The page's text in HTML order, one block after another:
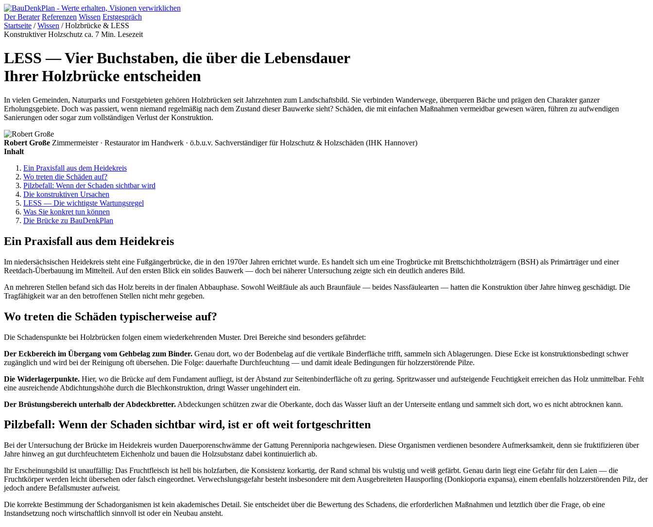
Der Berater Referenzen Wissen Erstgespräch
Startseite / Wissen / Holzbrücke & LESS
Konstruktiver Holzschutz ca. 7 Min. Lesezeit
LESS — Vier Buchstaben, die über die Lebensdauer
Ihrer Holzbrücke entscheiden
In vielen Gemeinden, Naturparks und Forstgebieten gehören Holzbrücken seit Jahrzehnten zum Landschaftsbild. Sie verbinden Wanderwege, überqueren Bäche und prägen den Charakter ganzer
Erholungsgebiete. Doch was passiert, wenn niemand regelmäßig nach dem Zustand dieser Bauwerke sieht? Schäden, die mit einfachen Maßnahmen vermeidbar gewesen wären, führen zu aufwendigen
Sanierungen oder sogar zum vollständigen Verlust der Konstruktion.
Robert Große Zimmermeister · Restaurator im Handwerk · ö.b.u.v. Sachverständiger für Holzschutz & Holzschäden (IHK Hannover)
Inhalt
Ein Praxisfall aus dem Heidekreis
Wo treten die Schäden auf?
Pilzbefall: Wenn der Schaden sichtbar wird
Die konstruktiven Ursachen
LESS — Die wichtigste Wartungsregel
Was Sie konkret tun können
Die Brücke zu BauDenkPlan
Ein Praxisfall aus dem Heidekreis
Im niedersächsischen Heidekreis steht eine Fußgängerbrücke, die in den 1970er Jahren errichtet wurde. Es handelt sich um eine Trogbrücke mit Brettschichtholzträgern (BSH) als Primärträger und einer
Reetdach-Überbauung im Mittelteil. Auf den ersten Blick ein solides Bauwerk — doch bei näherer Untersuchung zeigte sich ein deutlich anderes Bild.
An mehreren Stellen befand sich das Holz bereits in der finalen Abbauphase. Sowohl Weißfäule als auch Braunfäule — beides Nassfäulearten — hatten die Konstruktion über Jahre hinweg geschädigt. Die
Tragfähigkeit war an den betroffenen Stellen nicht mehr gegeben.
Wo treten die Schäden typischerweise auf?
Die Schadenspunkte bei Holzbrücken folgen einem wiederkehrenden Muster. Drei Bereiche sind besonders gefährdet:
Der Eckbereich im Übergang vom Gehbelag zum Binder. Genau dort, wo der Bodenbelag auf die vertikale Binderfläche trifft, sammeln sich Ablagerungen. Diese Ecke ist konstruktionsbedingt schwer
zugänglich und wird bei der Reinigung oft übersehen. Die Folge: dauerhafte Durchfeuchtung — und damit ideale Bedingungen für holzzerstörende Pilze.
Die Widerlagerpunkte. Hier, wo die Brücke auf dem Fundament aufliegt, ist der Abstand zur Seitenbinderfläche oft zu gering. Spritzwasser und aufsteigende Feuchtigkeit erreichen das Holz unmittelbar. Fehlt
eine ausreichende Abdichtungshöhe durch die Blechkonstruktion, dringt Wasser ungehindert ein.
Der Brüstungsbereich unterhalb der Abdeckbretter. Abdeckungen schützen zwar die Oberkante, doch das Wasser läuft an der Unterseite entlang und sammelt sich dort, wo es nicht abtrocknen kann.
Pilzbefall: Wenn der Schaden sichtbar wird, ist er oft weit fortgeschritten
Bei der Untersuchung der Brücke im Heidekreis wurden Dauerporenschwämme der Gattung Perenniporia nachgewiesen. Diese Organismen verdienen besondere Aufmerksamkeit, denn sie fruktifizieren über
Jahre hinweg an gut durchfeuchtetem Eichenholz und bauen die Holzsubstanz dabei kontinuierlich ab.
Ihr Erscheinungsbild ist unauffällig: Das Fruchtfleisch ist hell bis holzfarben, die Konsistenz korkartig, der Rand schmal bis wulstig und weiß gefärbt. Genau darin liegt eine Gefahr für den Laien — die
Fruchtkörper werden leicht übersehen oder falsch eingeordnet. Verwechslungsgefahr besteht insbesondere mit dem Ausgebreiteten Hausporling (Donkioporia expansa), einem ebenfalls holzzerstörenden Pilz, der
jedoch andere Befallsmuster aufweist.
Die korrekte Bestimmung der Schadorganismen ist kein akademisches Detail. Sie entscheidet über die Bewertung des Schadens, die erforderlichen Maßnahmen und letztlich über die Frage, ob eine
Instandsetzung noch wirtschaftlich sinnvoll ist oder ein Neubau ansteht.